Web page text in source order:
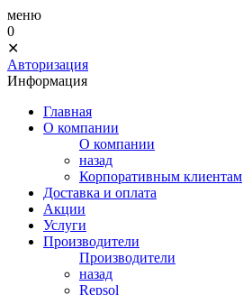
меню
0
✕
Авторизация
Информация
Главная
О компании
О компании
назад
Корпоративным клиентам
Доставка и оплата
Акции
Услуги
Производители
Производители
назад
Repsol